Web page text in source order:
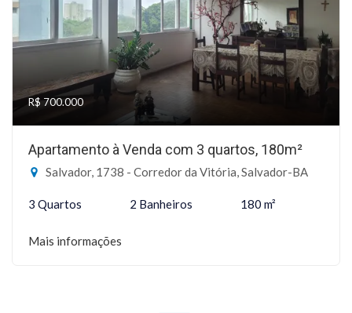
R$ 700.000
Apartamento à Venda com 3 quartos, 180m²
Salvador, 1738 - Corredor da Vitória, Salvador-BA
3 Quartos 2 Banheiros 180 m²
Mais informações